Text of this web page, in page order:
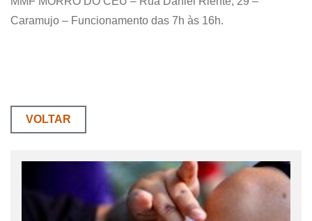
Caramujo – Funcionamento das 7h às 16h.
VOLTAR